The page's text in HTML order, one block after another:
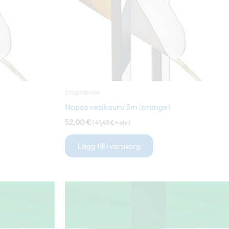
Stuprännor
Nopsa vesikouru 3m (orange)
52,00€ (41,43€ + alv )
Lägg till i varukorg